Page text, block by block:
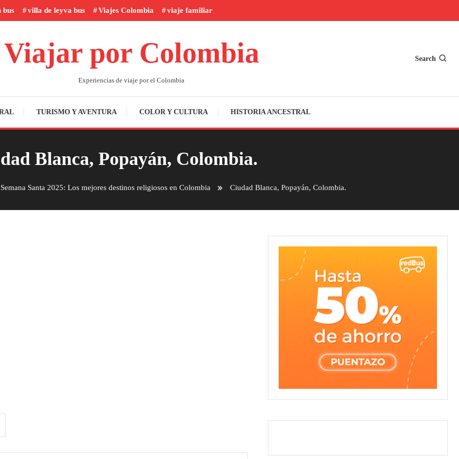
bus villa de leyva bus Viajes Colombia viaje familiar
Viajar por Colombia
Experiencias de viaje por el Colombia
Search
TURISMO Y AVENTURA COLOR Y CULTURA HISTORIA ANCESTRAL
Blanca, Popayán, Colombia.
Semana Santa 2025: Los mejores destinos religiosos en Colombia Ciudad Blanca, Popayán, Colombia.